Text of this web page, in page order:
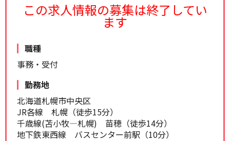
この求人情報の募集は終了してい
ます
職種
事務・受付
勤務地
北海道札幌市中央区
JR各線 札幌（徒歩15分）
千歳線(苫小牧―札幌) 苗穂（徒歩14分）
地下鉄東西線 バスセンター前駅（10分）